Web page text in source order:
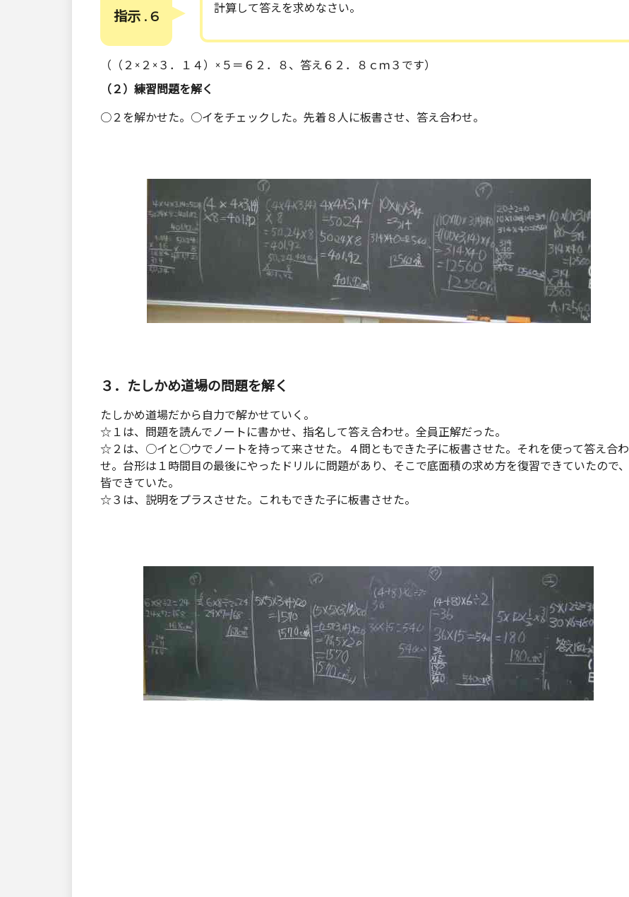
指示 . 6 計算して答えを求めなさい。
（（２×２×３．１４）×５＝６２．８、答え６２．８ｃｍ３です）
（２）練習問題を解く
○２を解かせた。○イをチェックした。先着８人に板書させ、答え合わせ。
３．たしかめ道場の問題を解く
たしかめ道場だから自力で解かせていく。
☆１は、問題を読んでノートに書かせ、指名して答え合わせ。全員正解だった。
☆２は、○イと○ウでノートを持って来させた。４問ともできた子に板書させた。それを使って答え合わ
せ。台形は１時間目の最後にやったドリルに問題があり、そこで底面積の求め方を復習できていたので、
皆できていた。
☆３は、説明をプラスさせた。これもできた子に板書させた。